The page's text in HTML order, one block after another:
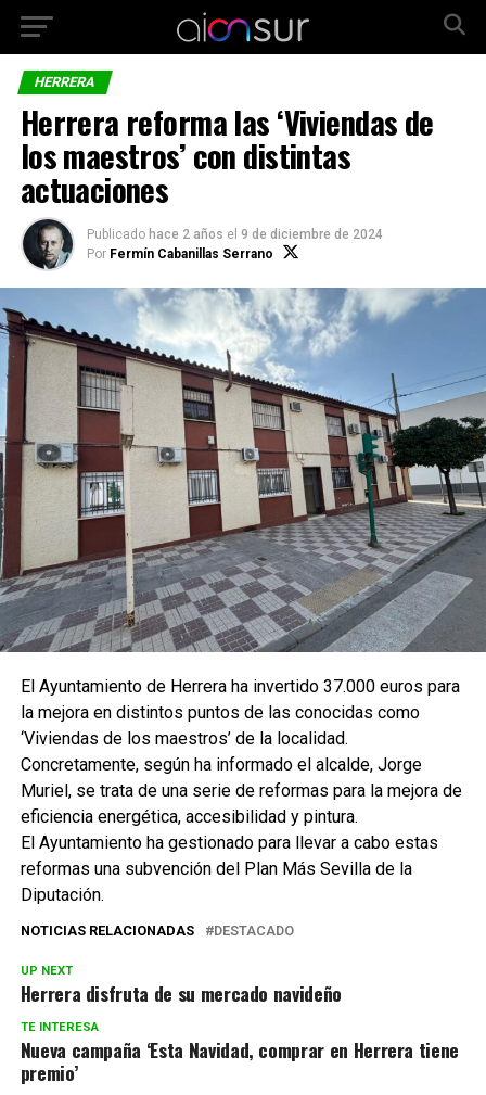
HERRERA
Herrera reforma las ‘Viviendas de
los maestros’ con distintas
actuaciones
Publicado hace 2 años el 9 de diciembre de 2024
Por Fermín Cabanillas Serrano
El Ayuntamiento de Herrera ha invertido 37.000 euros para
la mejora en distintos puntos de las conocidas como
‘Viviendas de los maestros’ de la localidad.
Concretamente, según ha informado el alcalde, Jorge
Muriel, se trata de una serie de reformas para la mejora de
eficiencia energética, accesibilidad y pintura.
El Ayuntamiento ha gestionado para llevar a cabo estas
reformas una subvención del Plan Más Sevilla de la
Diputación.
NOTICIAS RELACIONADAS DESTACADO
UP NEXT
Herrera disfruta de su mercado navideño
TE INTERESA
Nueva campaña ‘Esta Navidad, comprar en Herrera tiene
premio’